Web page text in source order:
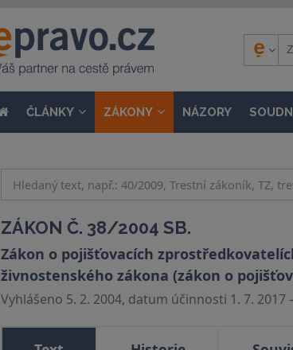
ČLÁNKY ZÁKONY NÁZORY
ZÁKON Č. 38/2004 SB.
Zákon o pojišťovacích
živnostenského zákona (zákon o
Vyhlášeno 5. 2. 2004, datum účinnosti 1. 7. 2017